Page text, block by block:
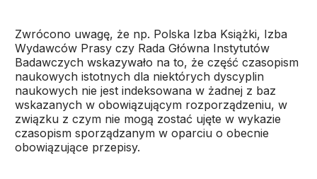
Zwrócono uwagę, że np. Polska Izba Książki, Izba
Wydawców Prasy czy Rada Główna Instytutów
Badawczych wskazywało na to, że część czasopism
naukowych istotnych dla niektórych dyscyplin
naukowych nie jest indeksowana w żadnej z baz
wskazanych w obowiązującym rozporządzeniu, w
związku z czym nie mogą zostać ujęte w wykazie
czasopism sporządzanym w oparciu o obecnie
obowiązujące przepisy.